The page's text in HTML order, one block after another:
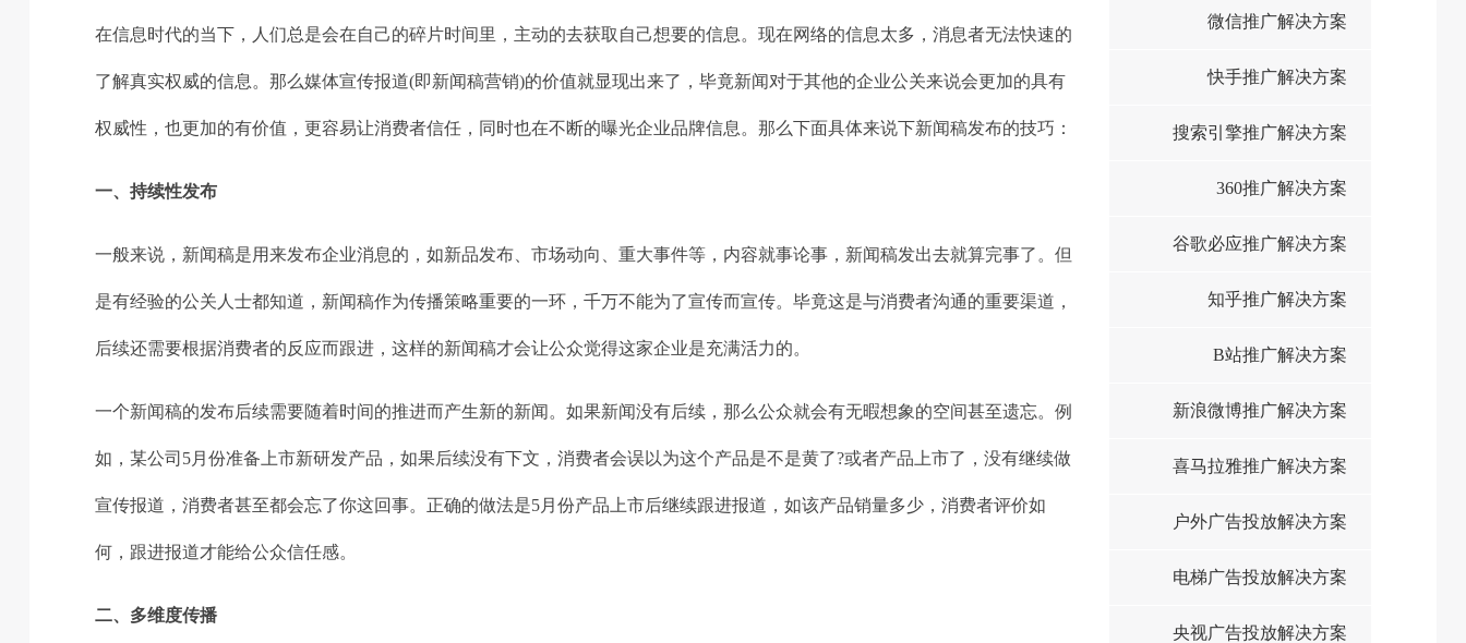
微信推广解决方案
快手推广解决方案
搜索引擎推广解决方案
360推广解决方案
谷歌必应推广解决方案
知乎推广解决方案
B站推广解决方案
新浪微博推广解决方案
喜马拉雅推广解决方案
户外广告投放解决方案
电梯广告投放解决方案
央视广告投放解决方案
在信息时代的当下，人们总是会在自己的碎片时间里，主动的去获取自己想要的信息。现在网络的信息太多，消息者无法快速的
了解真实权威的信息。那么媒体宣传报道(即新闻稿营销)的价值就显现出来了，毕竟新闻对于其他的企业公关来说会更加的具有
权威性，也更加的有价值，更容易让消费者信任，同时也在不断的曝光企业品牌信息。那么下面具体来说下新闻稿发布的技巧：
一、持续性发布
一般来说，新闻稿是用来发布企业消息的，如新品发布、市场动向、重大事件等，内容就事论事，新闻稿发出去就算完事了。但
是有经验的公关人士都知道，新闻稿作为传播策略重要的一环，千万不能为了宣传而宣传。毕竟这是与消费者沟通的重要渠道，
后续还需要根据消费者的反应而跟进，这样的新闻稿才会让公众觉得这家企业是充满活力的。
一个新闻稿的发布后续需要随着时间的推进而产生新的新闻。如果新闻没有后续，那么公众就会有无暇想象的空间甚至遗忘。例
如，某公司5月份准备上市新研发产品，如果后续没有下文，消费者会误以为这个产品是不是黄了?或者产品上市了，没有继续做
宣传报道，消费者甚至都会忘了你这回事。正确的做法是5月份产品上市后继续跟进报道，如该产品销量多少，消费者评价如
何，跟进报道才能给公众信任感。
二、多维度传播